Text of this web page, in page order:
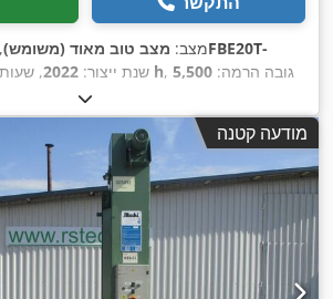
מצב: מצב טוב מאוד (משומש)
, שנת ייצור: 2022
, 103 h , גובה הרמה: 5,500
1,980 מ"מ
טריפלקס, קיבולת סוללה:630 אה , ,
מודעה קטנה